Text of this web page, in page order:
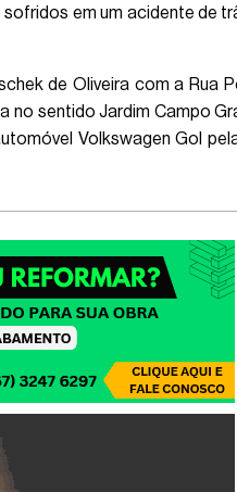
em um acidente de
de Oliveira com a Rua
no sentido Jardim Campo
Volkswagen Gol